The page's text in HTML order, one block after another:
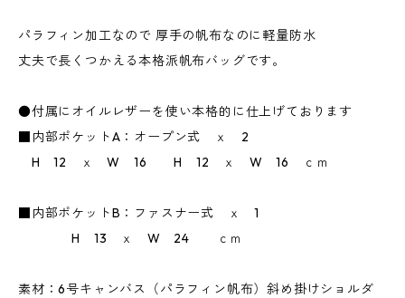
パラフィン加工なので 厚手の帆布なのに軽量防水
丈夫で長くつかえる本格派帆布バッグです。
●付属にオイルレザーを使い本格的に仕上げております
■内部ポケットA：オープン式 ｘ 2
H 12 ｘ W 16 H 12 ｘ W 16 ｃｍ
■内部ポケットB：ファスナー式 ｘ 1
H 13 ｘ W 24 ｃｍ
素材：6号キャンバス（パラフィン帆布）斜め掛けショルダ